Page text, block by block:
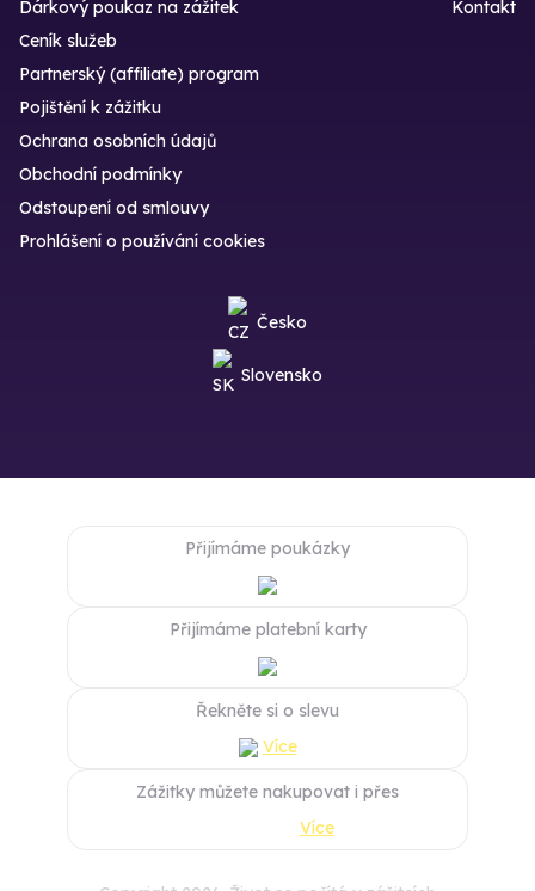
Dárkový poukaz na zážitek
Kontakt
Ceník služeb
Partnerský (affiliate) program
Pojištění k zážitku
Ochrana osobních údajů
Obchodní podmínky
Odstoupení od smlouvy
Prohlášení o používání cookies
Česko
Slovensko
Přijímáme poukázky
Přijímáme platební karty
Řekněte si o slevu
Více
Zážitky můžete nakupovat i přes
Více